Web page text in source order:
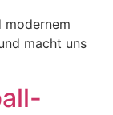
modernem
macht uns